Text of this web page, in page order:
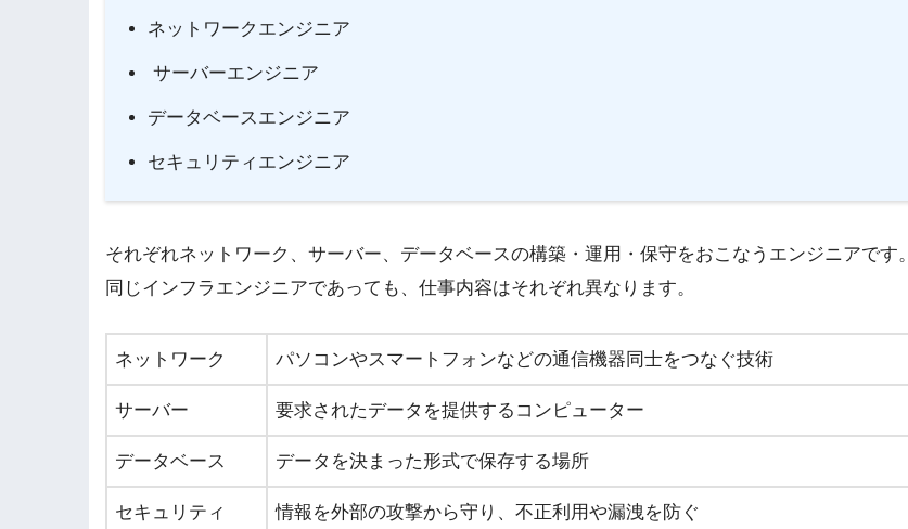
ネットワークエンジニア
サーバーエンジニア
データベースエンジニア
セキュリティエンジニア
それぞれネットワーク、サーバー、データベースの構築・運用・保守をおこなうエンジニアです。
同じインフラエンジニアであっても、仕事内容はそれぞれ異なります。
ネットワーク パソコンやスマートフォンなどの通信機器同士をつなぐ技術
サーバー 要求されたデータを提供するコンピューター
データベース データを決まった形式で保存する場所
セキュリティ 情報を外部の攻撃から守り、不正利用や漏洩を防ぐ